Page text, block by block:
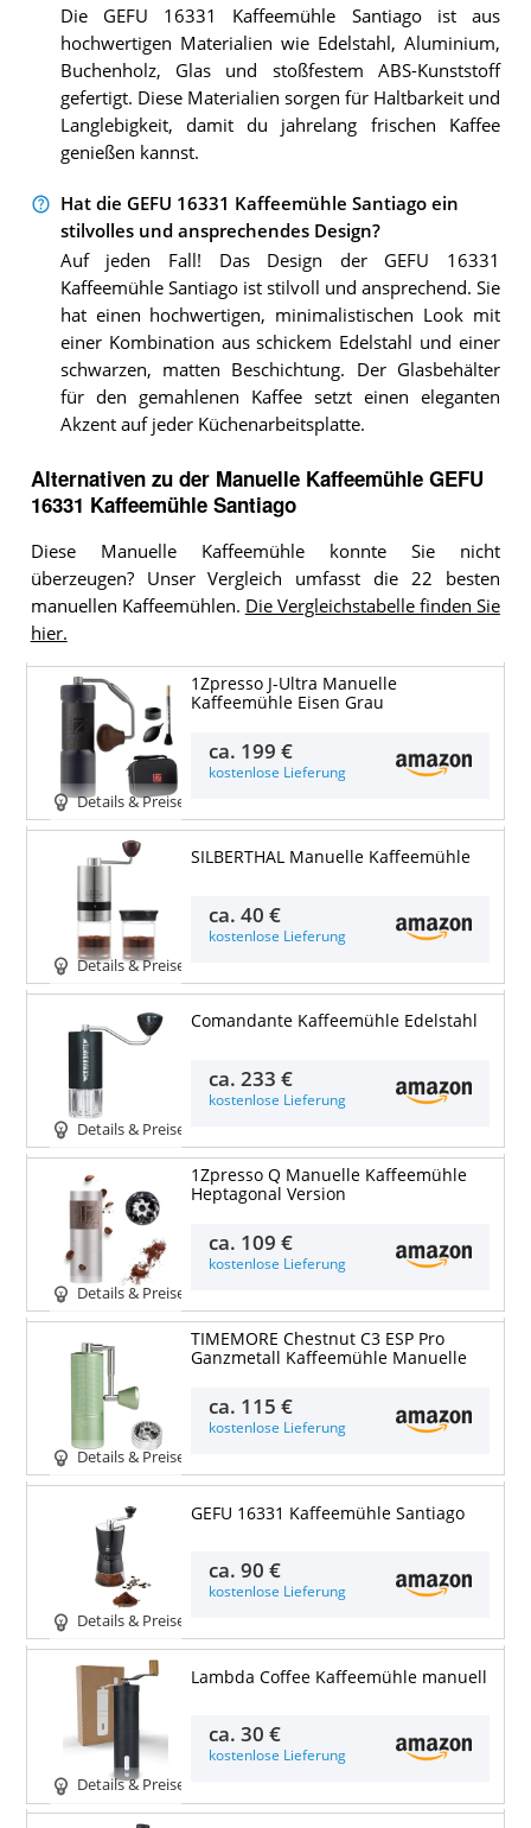
Die GEFU 16331 Kaffeemühle Santiago ist aus
hochwertigen Materialien wie Edelstahl, Aluminium,
Buchenholz, Glas und stoßfestem ABS-Kunststoff
gefertigt. Diese Materialien sorgen für Haltbarkeit und
Langlebigkeit, damit du jahrelang frischen Kaffee
genießen kannst.
Hat die GEFU 16331 Kaffeemühle Santiago ein
stilvolles und ansprechendes Design?
Auf jeden Fall! Das Design der GEFU 16331
Kaffeemühle Santiago ist stilvoll und ansprechend. Sie
hat einen hochwertigen, minimalistischen Look mit
einer Kombination aus schickem Edelstahl und einer
schwarzen, matten Beschichtung. Der Glasbehälter
für den gemahlenen Kaffee setzt einen eleganten
Akzent auf jeder Küchenarbeitsplatte.
Alternativen zu der Manuelle Kaffeemühle GEFU
16331 Kaffeemühle Santiago
Diese Manuelle Kaffeemühle konnte Sie nicht
überzeugen? Unser Vergleich umfasst die 22 besten
manuellen Kaffeemühlen. Die Vergleichstabelle finden Sie
hier.
Details & Preise
1Zpresso J-Ultra Manuelle
Kaffeemühle Eisen Grau
ca. 199 €
kostenlose Lieferung
Details & Preise
SILBERTHAL Manuelle Kaffeemühle
ca.40 €
kostenlose Lieferung
Details & Preise
Comandante Kaffeemühle Edelstahl
ca.233 €
kostenlose Lieferung
Details & Preise
1Zpresso Q Manuelle Kaffeemühle
Heptagonal Version
ca. 109 €
kostenlose Lieferung
Details & Preise
TIMEMORE Chestnut C3 ESP Pro
Ganzmetall Kaffeemühle Manuelle
ca. 115 €
kostenlose Lieferung
Details & Preise
GEFU 16331 Kaffeemühle Santiago
ca.90 €
kostenlose Lieferung
Details & Preise
Lambda Coffee Kaffeemühle manuell
ca.30 €
kostenlose Lieferung